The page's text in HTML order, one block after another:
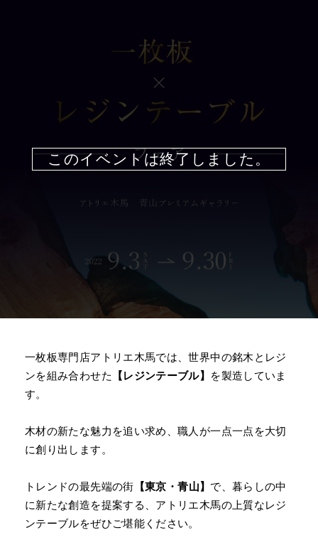
このイベントは終了しました。
一枚板専門店アトリエ木馬では、世界中の銘木とレジ
ンを組み合わせた
【レジンテーブル】 を製造していま
す。
木材の新たな魅力を追い求め、職人が一点一点を大切
に創り出します。
トレンドの最先端の街 【東京・青山】 で、暮らしの中
に新たな創造を提案する、アトリエ木馬の上質なレジ
ンテーブルをぜひご堪能ください。